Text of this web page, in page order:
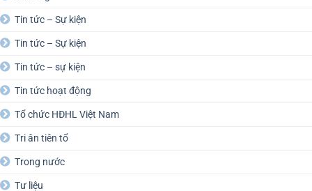
Tin tức – Sự kiện
Tin tức – Sự kiện
Tin tức – sự kiện
Tin tức hoạt động
Tổ chức HĐHL Việt Nam
Tri ân tiên tổ
Trong nước
Tư liệu